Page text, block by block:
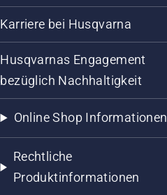
Karriere bei Husqvarna
Husqvarnas Engagement
bezüglich Nachhaltigkeit
Online Shop Informationen
Rechtliche
Produktinformationen